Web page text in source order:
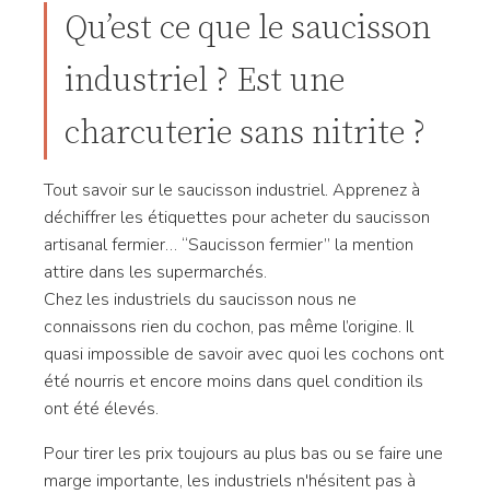
Qu’est ce que le saucisson
industriel ? Est une
charcuterie sans nitrite ?
Tout savoir sur le saucisson industriel. Apprenez à
déchiffrer les étiquettes pour acheter du saucisson
artisanal fermier… “Saucisson fermier” la mention
attire dans les supermarchés.
Chez les industriels du saucisson nous ne
connaissons rien du cochon, pas même l’origine. Il
quasi impossible de savoir avec quoi les cochons ont
été nourris et encore moins dans quel condition ils
ont été élevés.
Pour tirer les prix toujours au plus bas ou se faire une
marge importante, les industriels n'hésitent pas à